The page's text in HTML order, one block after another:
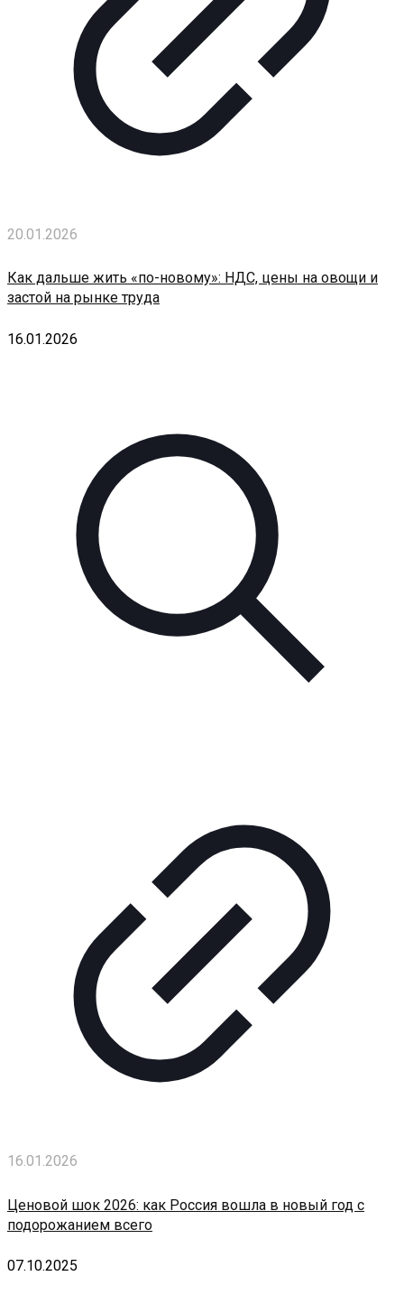
20.01.2026
Как дальше жить «по-новому»: НДС, цены на овощи и
застой на рынке труда
16.01.2026
16.01.2026
Ценовой шок 2026: как Россия вошла в новый год с
подорожанием всего
07.10.2025